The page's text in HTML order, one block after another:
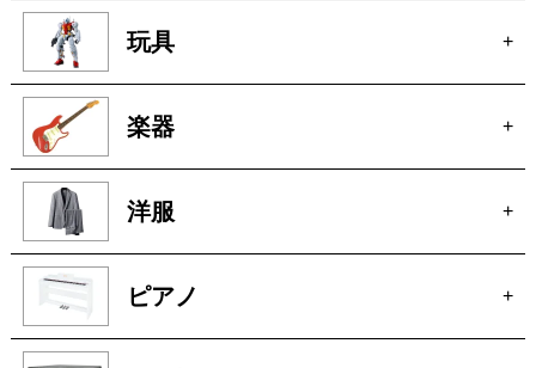
玩具 +
楽器 +
洋服 +
ピアノ +